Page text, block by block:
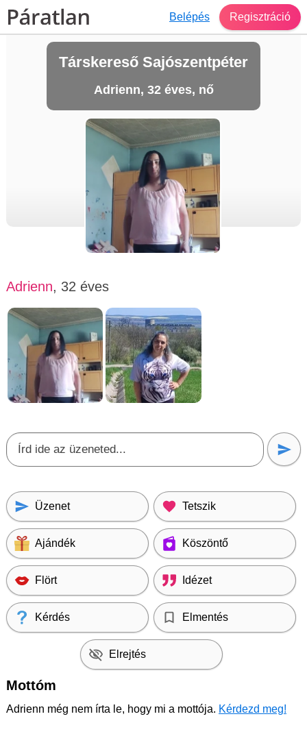
Belépés Regisztráció
Társkereső Sajószentpéter
Adrienn, 32 éves, nő
Adrienn, 32 éves
Üzenet Tetszik
Ajándék Köszöntő
Flört Idézet
Kérdés Elmentés
Elrejtés
Mottóm
Adrienn még nem írta le, hogy mi a mottója. Kérdezd meg!